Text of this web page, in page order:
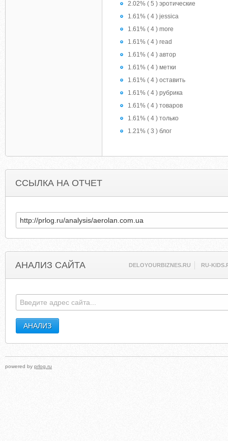
2.02% ( 5 ) эротические
1.61% ( 4 ) jessica
1.61% ( 4 ) more
1.61% ( 4 ) read
1.61% ( 4 ) автор
1.61% ( 4 ) метки
1.61% ( 4 ) оставить
1.61% ( 4 ) рубрика
1.61% ( 4 ) товаров
1.61% ( 4 ) только
1.21% ( 3 ) блог
ССЫЛКА НА ОТЧЕТ
АНАЛИЗ САЙТА DELOYOURBIZNES.RU RU-
powered by prlog.ru